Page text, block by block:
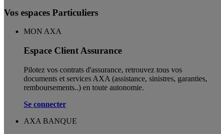
Vos espaces Particuliers
MON AXA
Espace Client Assurance
Pilotez vos contrats d'assurance, retrouvez tous vos
documents et services AXA (assistance, sinistres, garanties,
remboursements..) en toute autonomie. ​
Se connecter
AXA BANQUE